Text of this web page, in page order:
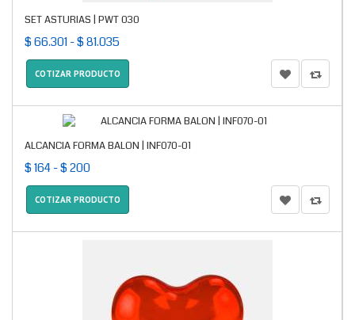
SET ASTURIAS | PWT 030
$ 66.301 - $ 81.035
COTIZAR PRODUCTO
ALCANCIA FORMA BALON | INF070-01
$ 164 - $ 200
COTIZAR PRODUCTO